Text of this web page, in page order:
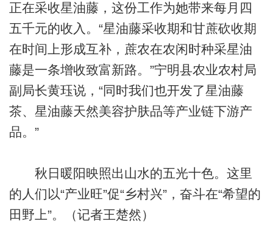
正在采收星油藤，这份工作为她带来每月四
五千元的收入。“星油藤采收期和甘蔗砍收期
在时间上形成互补，蔗农在农闲时种采星油
藤是一条增收致富新路。”宁明县农业农村局
副局长黄珏说，“同时我们也开发了星油藤
茶、星油藤天然美容护肤品等产业链下游产
品。”
秋日暖阳映照出山水的五光十色。这里
的人们以“产业旺”促“乡村兴”，奋斗在“希望的
田野上”。（记者王楚然）